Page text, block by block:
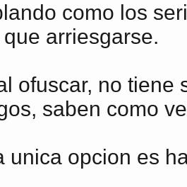
como los
arriesgarse.
ofuscar, no
saben como
unica opcion es